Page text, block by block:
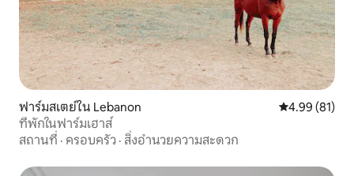
ฟาร์มสเตย์ใน Lebanon คะแนนเฉลี่ย
4.99 (81)
ที่พักในฟาร์มเฮาส์
สถานที่ · ครอบครัว · สิ่งอำนวยความสะดวก